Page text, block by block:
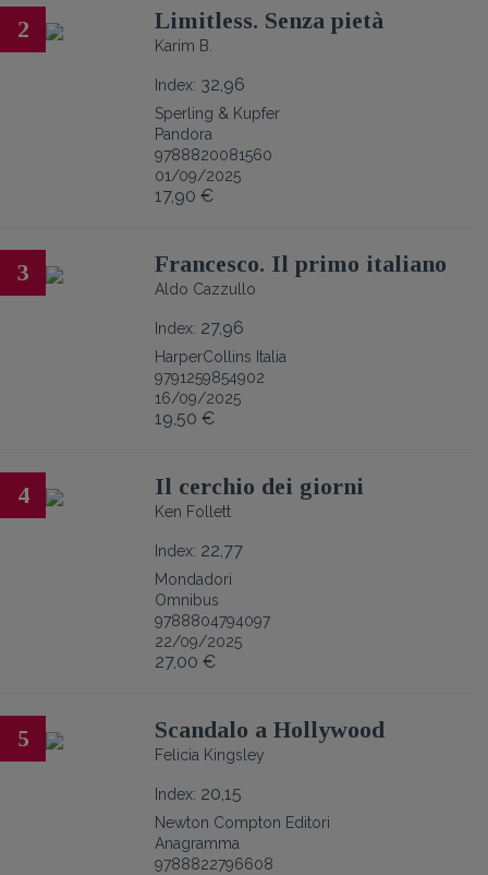
2 Limitless. Senza pietà
Karim B.
Index: 32,96
Sperling & Kupfer
Pandora
9788820081560
01/09/2025
17,90 €
3 Francesco. Il primo italiano
Aldo Cazzullo
Index: 27,96
HarperCollins Italia
9791259854902
16/09/2025
19,50 €
4 Il cerchio dei giorni
Ken Follett
Index: 22,77
Mondadori
Omnibus
9788804794097
22/09/2025
27,00 €
5 Scandalo a Hollywood
Felicia Kingsley
Index: 20,15
Newton Compton Editori
Anagramma
9788822796608